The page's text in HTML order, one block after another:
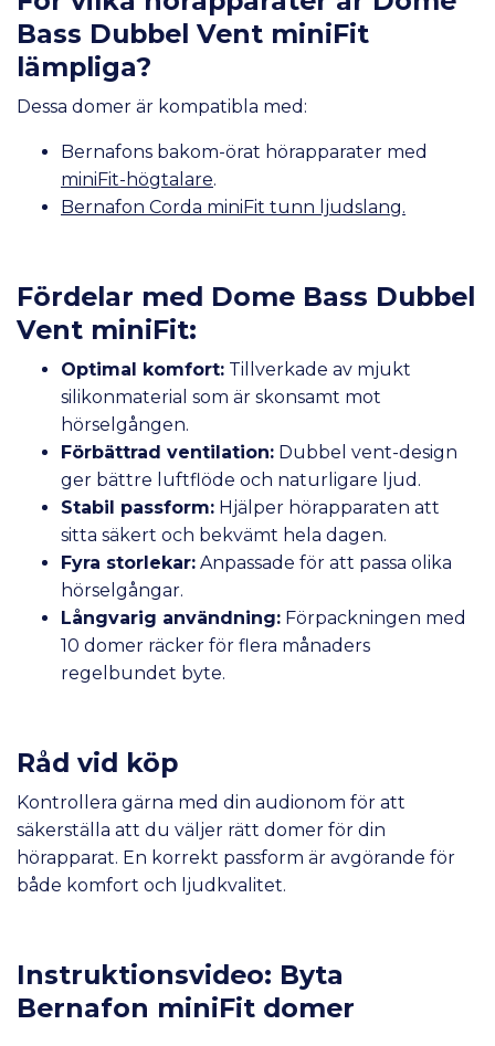
Bass Dubbel Vent miniFit
lämpliga?
Dessa domer är kompatibla med:
Bernafons bakom-örat hörapparater med
miniFit-högtalare.
Bernafon Corda miniFit tunn ljudslang.
Fördelar med Dome Bass Dubbel
Vent miniFit:
Optimal komfort: Tillverkade av mjukt
silikonmaterial som är skonsamt mot
hörselgången.
Förbättrad ventilation: Dubbel vent-design
ger bättre luftflöde och naturligare ljud.
Stabil passform: Hjälper hörapparaten att
sitta säkert och bekvämt hela dagen.
Fyra storlekar: Anpassade för att passa olika
hörselgångar.
Långvarig användning: Förpackningen med
10 domer räcker för flera månaders
regelbundet byte.
Råd vid köp
Kontrollera gärna med din audionom för att
säkerställa att du väljer rätt domer för din
hörapparat. En korrekt passform är avgörande för
både komfort och ljudkvalitet.
Instruktionsvideo: Byta
Bernafon miniFit domer